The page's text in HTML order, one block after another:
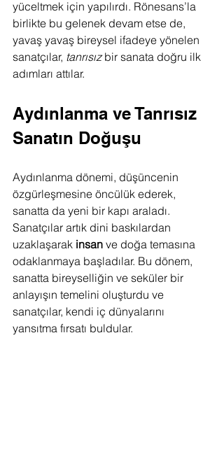
yüceltmek için yapılırdı. Rönesans’la
birlikte bu gelenek devam etse de,
yavaş yavaş bireysel ifadeye yönelen
sanatçılar, tanrısız bir sanata doğru ilk
adımları attılar.
Aydınlanma ve Tanrısız
Sanatın Doğuşu
Aydınlanma dönemi, düşüncenin
özgürleşmesine öncülük ederek,
sanatta da yeni bir kapı araladı.
Sanatçılar artık dini baskılardan
uzaklaşarak insan ve doğa temasına
odaklanmaya başladılar. Bu dönem,
sanatta bireyselliğin ve seküler bir
anlayışın temelini oluşturdu ve
sanatçılar, kendi iç dünyalarını
yansıtma fırsatı buldular.